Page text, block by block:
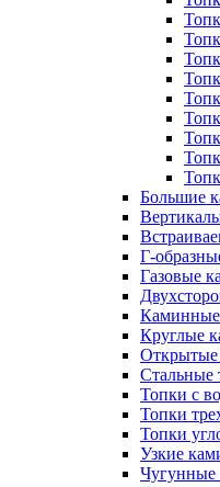
Большие
Г-
Газовые
Каминные
Круглые
Открытые
Стальные
Топки с
Топки
Топки
Узкие
Чугунные